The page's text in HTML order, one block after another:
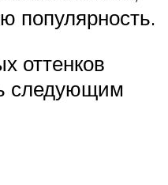
популярность.
оттенков
следующим